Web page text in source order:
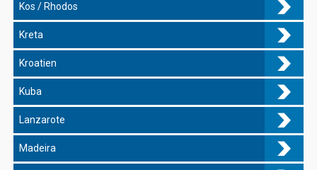
Kos / Rhodos
Kreta
Kroatien
Kuba
Lanzarote
Madeira